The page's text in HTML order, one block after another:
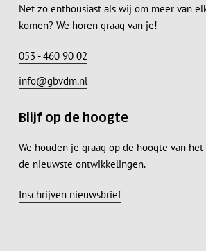
Net zo enthousiast als wij om meer van
komen? We horen graag van je!
053 - 460 90 02
info@gbvdm.nl
Blijf op de hoogte
We houden je graag op de hoogte van
de nieuwste ontwikkelingen.
Inschrijven nieuwsbrief